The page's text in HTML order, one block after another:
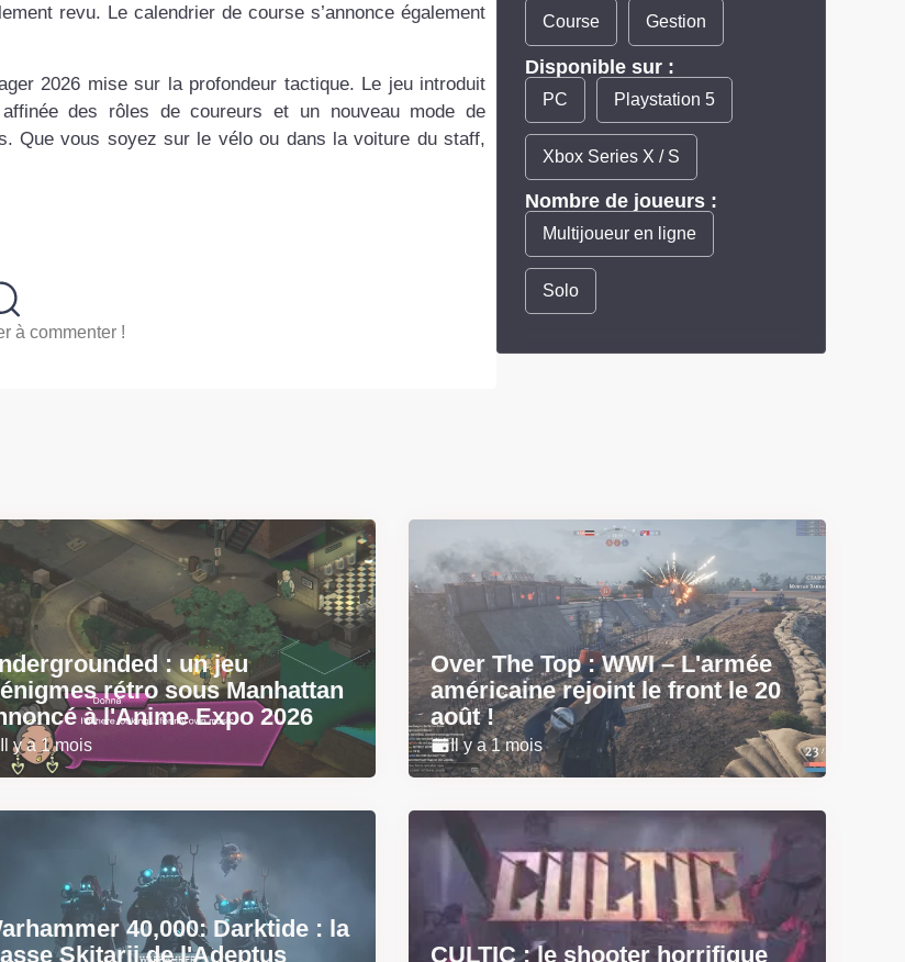
revu. Le calendrier de course s’annonce également
2026 mise sur la profondeur tactique. Le jeu introduit
des rôles de coureurs et un nouveau mode de
Que vous soyez sur le vélo ou dans la voiture du staff,
à commenter !
Course Gestion
Disponible sur :
PC Playstation 5
Xbox Series X / S
Nombre de joueurs :
Multijoueur en ligne
Solo
: un jeu
rétro sous Manhattan
à l'Anime Expo 2026
Il y a 1 mois
Over The Top : WWI – L'armée
américaine rejoint le front le 20
août !
Il y a 1 mois
40,000: Darktide : la
Skitarii de l'Adeptus
CULTIC : le shooter horrifique